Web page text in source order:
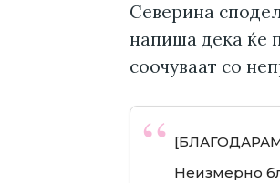
Северина
напиша дека ќе
соочуваат со
Неизмерно